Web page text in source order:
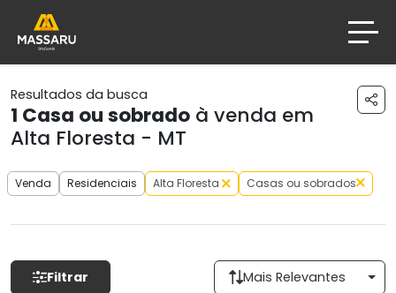
Resultados da busca
1 Casa ou sobrado à venda em
Alta Floresta - MT
Venda Residenciais Alta Floresta Casas ou sobrados
Filtrar Mais Relevantes